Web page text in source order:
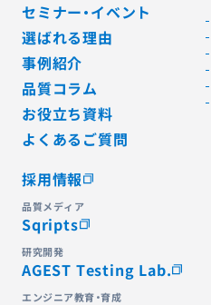
セミナー・イベント
選ばれる理由
事例紹介
品質コラム
お役立ち資料
よくあるご質問
採用情報
品質メディア
Sqripts
研究開発
AGEST Testing Lab.
エンジニア教育・育成